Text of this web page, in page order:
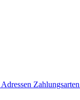
Adressen Zahlungsarten